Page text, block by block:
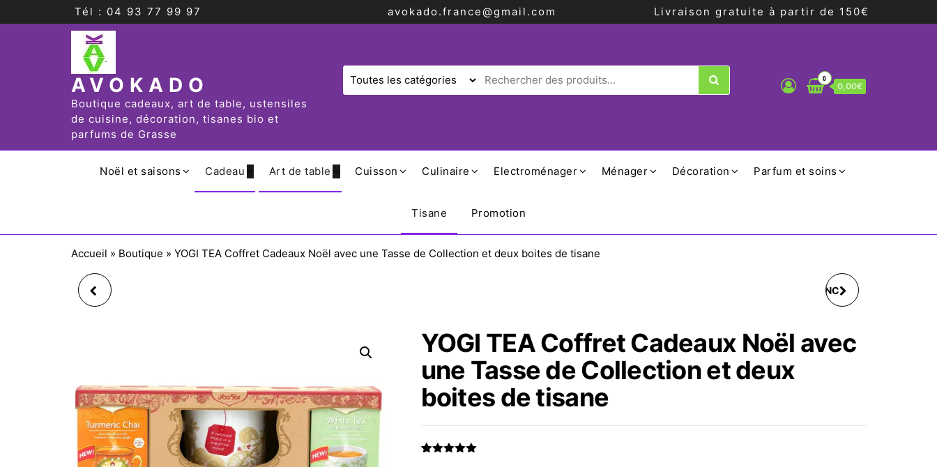
Tél : 04 93 77 99 97 avokado.france@gmail.com Livraison gratuite à partir de 150€
AVOKADO
Boutique cadeaux, art de table, ustensiles
de cuisine, décoration, tisanes bio et
parfums de Grasse
0
0,00€
Noël et saisons Cadeau Art de table Cuisson Culinaire Electroménager Ménager Décoration Parfum et soins
Tisane Promotion
Accueil » Boutique » YOGI TEA Coffret Cadeaux Noël avec une Tasse de Collection et deux boites de tisane
MUG VIOLET OU BLANC
YOGI TEA Coffret Cadeaux Noël avec
une Tasse de Collection et deux
boites de tisane